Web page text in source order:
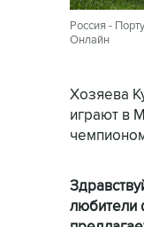
Россия -
Онлайн
Хозяева
играют в
любители